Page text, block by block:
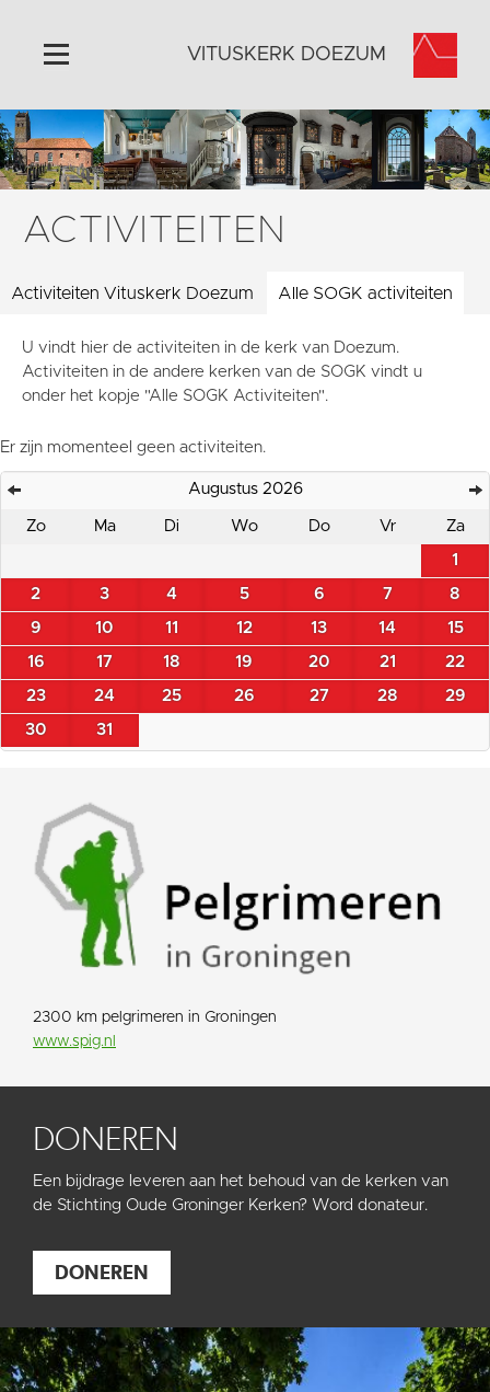
Home
Algemeen
Historie
Activiteiten
Contact
Vaktaal
VITUSKERK DOEZUM
ACTIVITEITEN
Activiteiten Vituskerk Doezum Alle SOGK activiteiten
U vindt hier de activiteiten in de kerk van Doezum.
Activiteiten in de andere kerken van de SOGK vindt u
onder het kopje "Alle SOGK Activiteiten".
Er zijn momenteel geen activiteiten.
Augustus 2026
Zo Ma Di Wo Do Vr Za
1
2 3 4 5 6 7 8
9 10 11 12 13 14 15
16 17 18 19 20 21 22
23 24 25 26 27 28 29
30 31
2300 km pelgrimeren in Groningen
www.spig.nl
DONEREN
Een bijdrage leveren aan het behoud van de kerken van
de Stichting Oude Groninger Kerken? Word donateur.
DONEREN